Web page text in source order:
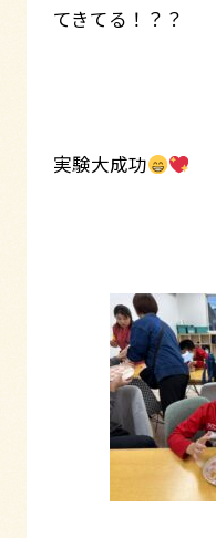
てきてる！？？
実験大成功